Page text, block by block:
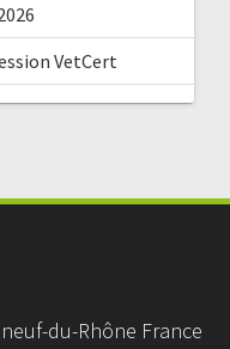
VetCert
du-Rhône France